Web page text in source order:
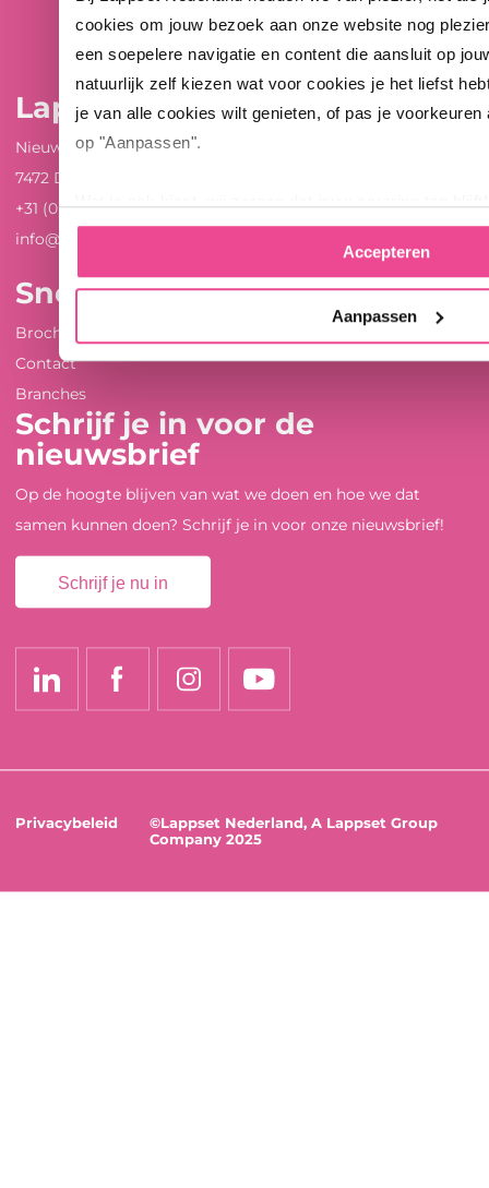
cookies om jouw bezoek aan onze website nog
een soepelere navigatie en content die aansluit op
natuurlijk zelf kiezen wat voor cookies je het liefst
je van alle cookies wilt genieten, of pas je voorkeuren
op "Aanpassen".
Accepteren
Aanpassen
Lappset Nederland
Nieuwenkampsmaten 12
7472 DE Goor
+31 (0)547 289 410
info@lappset.nl
Snel naar ...
Brochures en whitepapers
Contact
Branches
Schrijf je in voor de
nieuwsbrief
Op de hoogte blijven van wat we doen en hoe we dat
samen kunnen doen? Schrijf je in voor onze nieuwsbrief!
Schrijf je nu in
Privacybeleid
©Lappset Nederland, A Lappset Group
Company 2025